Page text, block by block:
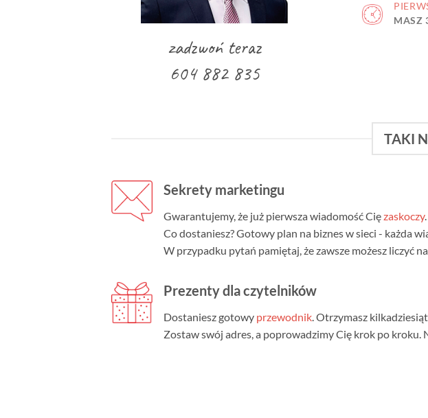
zadzwoń teraz
604 882 835
MASZ
TAKI
Sekrety marketingu
Gwarantujemy, że już pierwsza wiadomość Cięzaskoczy
Co dostaniesz? Gotowy plan na biznes w sieci - każda
W przypadku pytań pamiętaj, że zawsze możesz liczyć
Prezenty dla czytelników
Dostaniesz gotowy przewodnik. Otrzymasz
Zostaw swój adres, a poprowadzimy Cię krok po kroku.